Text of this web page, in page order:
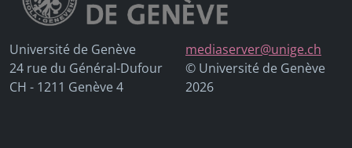
Université de Genève
24 rue du Général-Dufour
CH - 1211 Genève 4
mediaserver@unige.ch
© Université de Genève
2026